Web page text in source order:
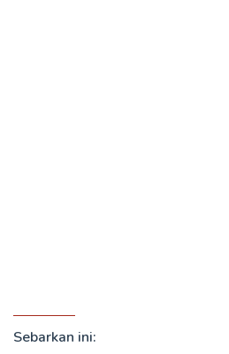
Sebarkan ini: